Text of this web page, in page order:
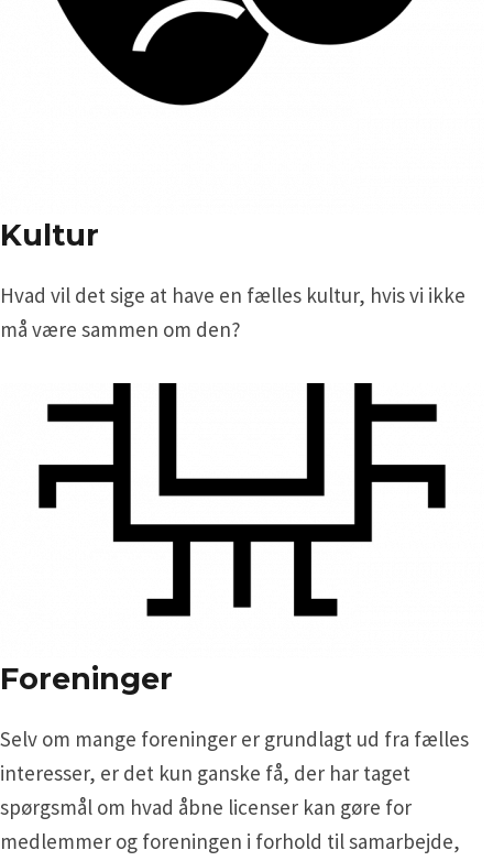
Kultur
Hvad vil det sige at have en fælles kultur, hvis vi ikke
må være sammen om den?
Foreninger
Selv om mange foreninger er grundlagt ud fra fælles
interesser, er det kun ganske få, der har taget
spørgsmål om hvad åbne licenser kan gøre for
medlemmer og foreningen i forhold til samarbejde,